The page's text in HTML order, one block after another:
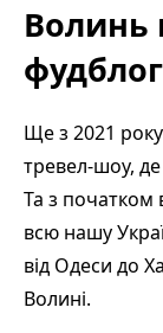
Волинь
Ще з 2021
тревел-шоу,
Та з початком
всю нашу
від Одеси до
Волині.